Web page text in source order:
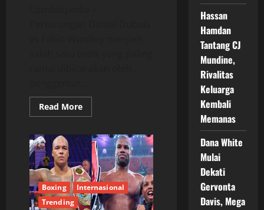
Read MoreRead
more
Daniel
Dubois
vs
Fabio
Wardley
Memicu
Perdebatan
di
Dunia
Boxing
Internasional
Trending
Hassan
Hamdan
Tantang CJ
Mundine,
Rivalitas
Keluarga
Kembali
Memanas
Dana White
Mulai
Dekati
Gervonta
Davis, Mega